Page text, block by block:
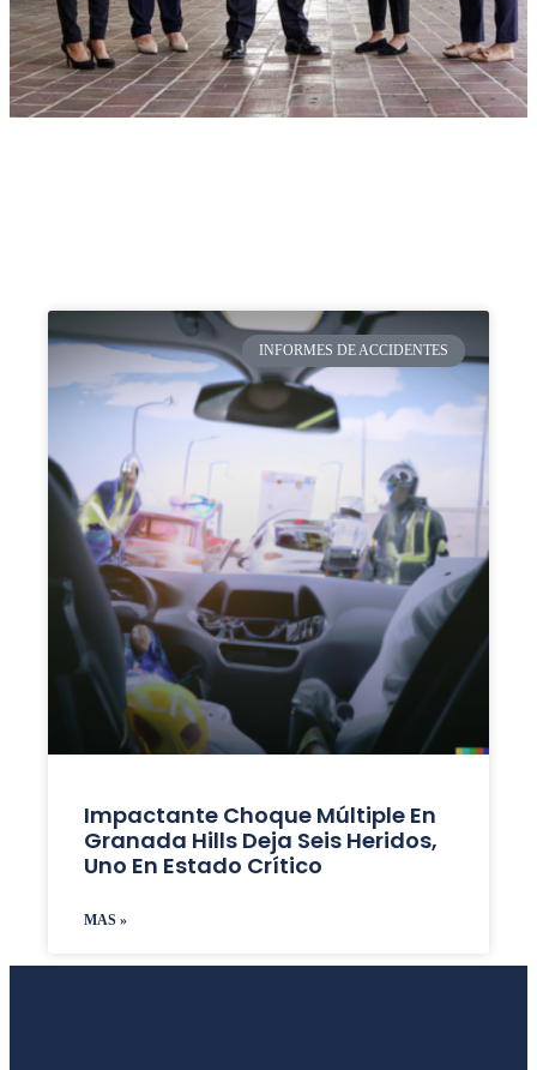
INFORMES DE ACCIDENTES
Impactante Choque Múltiple En
Granada Hills Deja Seis Heridos,
Uno En Estado Crítico
MAS »